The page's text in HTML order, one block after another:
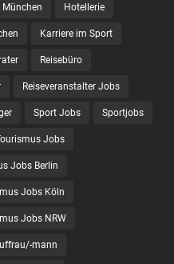
Hotellerie
Karriere im Sport
Reisebüro
Reiseveranstalter Jobs
Sport Jobs Sportjobs
Jobs
Jobs Berlin
Jobs Köln
Jobs NRW
mann